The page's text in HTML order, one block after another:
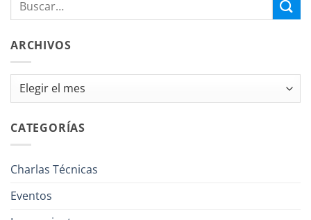
ARCHIVOS
Archivos
CATEGORÍAS
Charlas Técnicas
Eventos